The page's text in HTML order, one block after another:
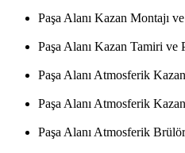
Paşa Alanı Kazan Montajı
Paşa Alanı Kazan Tamiri ve
Paşa Alanı Atmosferik
Paşa Alanı Atmosferik
Paşa Alanı Atmosferik